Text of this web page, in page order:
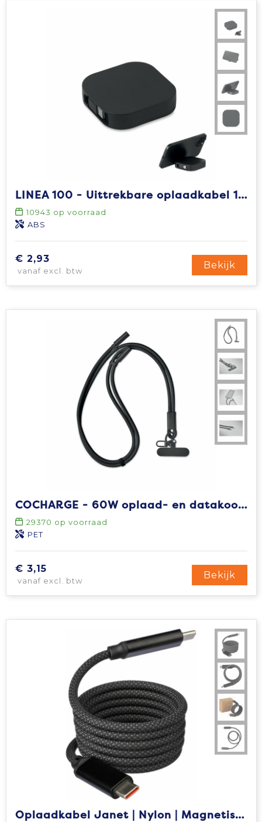
LINEA 100 - Uittrekbare oplaadkabel 100W
10943 op voorraad
ABS
€ 2,93
vanaf excl. btw
Bekijk
COCHARGE - 60W oplaad- en datakoord
29370 op voorraad
PET
€ 3,15
vanaf excl. btw
Bekijk
Oplaadkabel Janet | Nylon | Magnetisch | USB-C